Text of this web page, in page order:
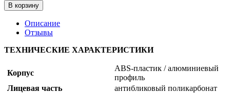
В корзину
Описание
Отзывы
ТЕХНИЧЕСКИЕ ХАРАКТЕРИСТИКИ
Корпус
ABS-пластик / алюминиевый
профиль
Лицевая часть
антибликовый поликарбонат